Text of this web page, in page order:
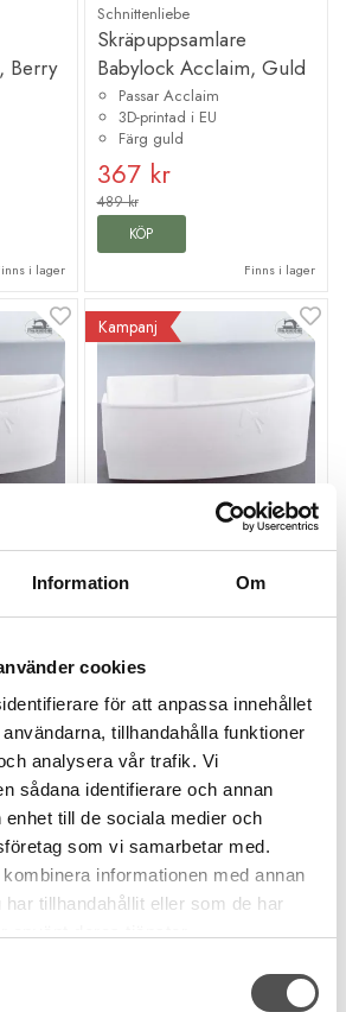
Information Om
cookies
för att anpassa innehållet
tillhandahålla funktioner
analysera vår trafik. Vi
sådana identifierare och annan
enhet till de sociala medier och
som vi samarbetar med.
informationen med annan
tillhandahållit eller som de har
Berry
i lager
Schnittenliebe
Skräpuppsamlare
Babylock Acclaim, Guld
Passar Acclaim
3D-printad i EU
Färg guld
367 kr
489 kr
KÖP
Finns i lager
Kampanj
Schnittenliebe
Skräpuppsamlare
Färg Vit
367 kr
489 kr
KÖP
Kampanj